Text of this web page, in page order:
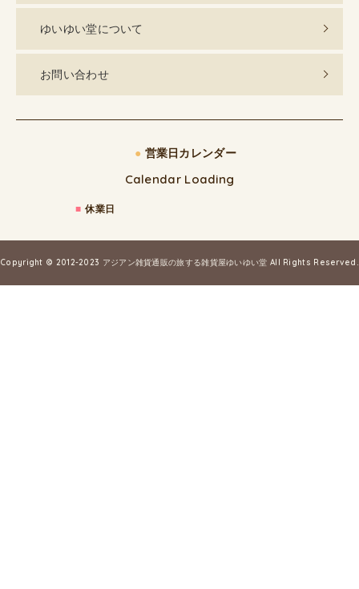
ゆいゆい堂について
お問い合わせ
● 営業日カレンダー
Calendar Loading
■ 休業日
Copyright © 2012-2023 アジアン雑貨通販の旅する雑貨屋ゆいゆい堂 All Rights Reserved.